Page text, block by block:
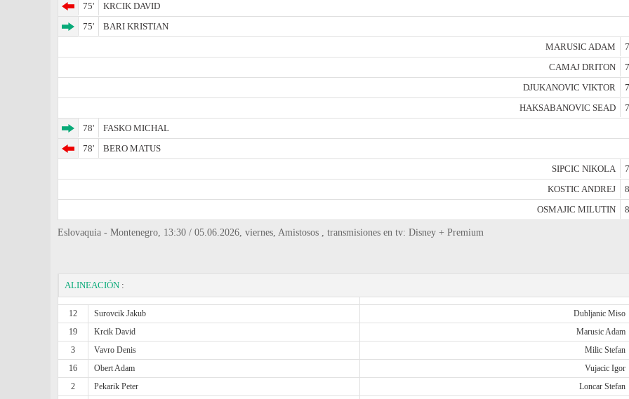
75'
KRCIK DAVID
75'
BARI KRISTIAN
MARUSIC ADAM
CAMAJ DRITON
DJUKANOVIC VIKTOR
HAKSABANOVIC SEAD
78'
FASKO MICHAL
78'
BERO MATUS
SIPCIC NIKOLA
KOSTIC ANDREJ
OSMAJIC MILUTIN
Eslovaquia - Montenegro, 13:30 / 05.06.2026, viernes, Amistosos , transmisiones en tv: Disney + Premium
ALINEACIÓN :
12 Surovcik Jakub Dubljanic Miso
19
Krcik David Marusic Adam
3
Vavro Denis Milic Stefan
16
Obert Adam Vujacic Igor
2
Pekarik Peter Loncar Stefan